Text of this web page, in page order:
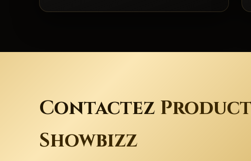
Contactez
Showbizz